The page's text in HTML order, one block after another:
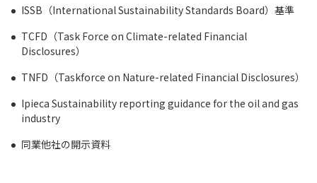
ISSB（International Sustainability Standards Board）基準
TCFD（Task Force on Climate-related Financial
Disclosures）
TNFD（Taskforce on Nature-related Financial Disclosures）
Ipieca Sustainability reporting guidance for the oil and gas
industry
同業他社の開示資料